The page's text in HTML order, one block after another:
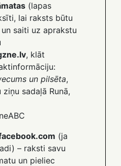
(lapas
lai raksts būtu
saiti uz aprakstu
, klāt
un pilsēta,
sadaļā Runā,
(ja
– raksti savu
un pieliec